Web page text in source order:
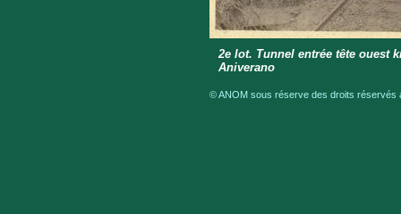
2e lot. Tunnel entrée tête ouest
Aniverano
© ANOM sous réserve des droits réservés